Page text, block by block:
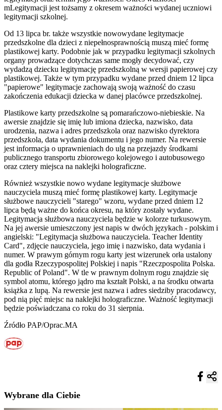
mLegitymacji jest tożsamy z okresem ważności wydanej uczniowi
legitymacji szkolnej.
Od 13 lipca br. także wszystkie nowowydane legitymacje
przedszkolne dla dzieci z niepełnosprawnością muszą mieć formę
plastikowej karty. Podobnie jak w przypadku legitymacji szkolnych
organy prowadzące dotychczas same mogły decydować, czy
wydadzą dziecku legitymację przedszkolną w wersji papierowej czy
plastikowej. Także w tym przypadku wydane przed dniem 12 lipca
"papierowe" legitymacje zachowają swoją ważność do czasu
zakończenia edukacji dziecka w danej placówce przedszkolnej.
Plastikowe karty przedszkolne są pomarańczowo-niebieskie. Na
awersie znajdzie się imię lub imiona dziecka, nazwisko, data
urodzenia, nazwa i adres przedszkola oraz nazwisko dyrektora
przedszkola, data wydania dokumentu i jego numer. Na rewersie
jest informacja o uprawnieniach do ulg na przejazdy środkami
publicznego transportu zbiorowego kolejowego i autobusowego
oraz cztery miejsca na naklejki holograficzne.
Również wszystkie nowo wydane legitymacje służbowe
nauczyciela muszą mieć formę plastikowej karty. Legitymacje
służbowe nauczycieli "starego" wzoru, wydane przed dniem 12
lipca będą ważne do końca okresu, na który zostały wydane.
Legitymacja służbowa nauczyciela będzie w kolorze turkusowym.
Na jej awersie umieszczony jest napis w dwóch językach - polskim i
angielski: "Legitymacja służbowa nauczyciela. Teacher Identity
Card", zdjęcie nauczyciela, jego imię i nazwisko, data wydania i
numer. W prawym górnym rogu karty jest wizerunek orła ustalony
dla godła Rzeczypospolitej Polskiej i napis "Rzeczpospolita Polska.
Republic of Poland". W tle w prawnym dolnym rogu znajdzie się
symbol atomu, którego jądro ma kształt Polski, a na środku otwarta
książka z lupą. Na rewersie jest nazwa i adres siedziby pracodawcy,
pod nią pięć miejsc na naklejki holograficzne. Ważność legitymacji
będzie poświadczana co roku do 31 sierpnia.
Źródło PAP/Oprac.MA
Wybrane dla Ciebie